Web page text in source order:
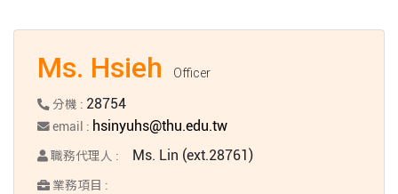
Ms. Hsieh Officer
分機 : 28754
email : hsinyuhs@thu.edu.tw
職務代理人 : Ms. Lin (ext.28761)
業務項目 :